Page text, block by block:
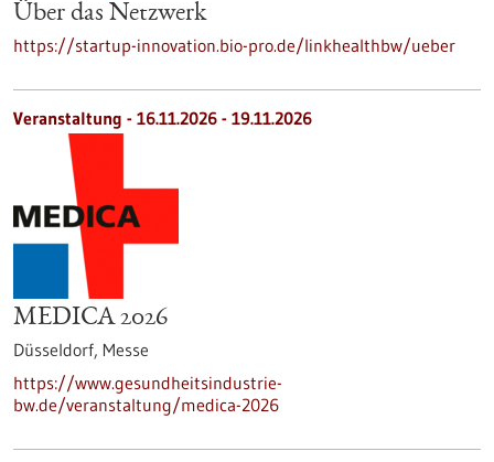
Über das Netzwerk
https://startup-innovation.bio-pro.de/linkhealthbw/ueber
Veranstaltung - 16.11.2026 - 19.11.2026
MEDICA 2026
Düsseldorf, Messe
https://www.gesundheitsindustrie-
bw.de/veranstaltung/medica-2026